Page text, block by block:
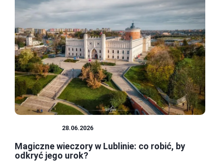
28.06.2026
Magiczne wieczory w Lublinie: co robić, by
odkryć jego urok?